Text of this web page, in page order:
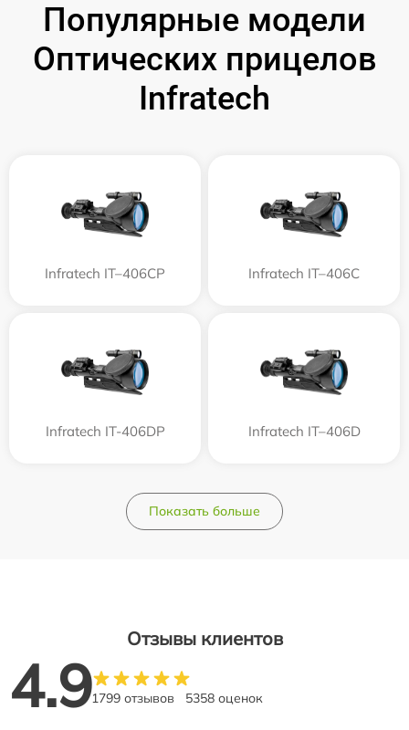
Популярные модели
Оптических прицелов
Infratech
Infratech IT–406СP Infratech IT–406С
Infratech IT-406DP Infratech IT–406D
Показать больше
Отзывы клиентов
4.91799 отзывов 5358 оценок